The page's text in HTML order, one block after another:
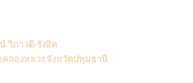
วิภาวดี-รังสิต
ลองหลวง จังหวัดปทุมธานี